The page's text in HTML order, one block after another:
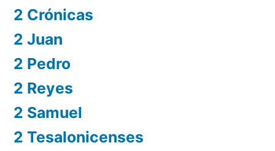
2 Crónicas
2 Juan
2 Pedro
2 Reyes
2 Samuel
2 Tesalonicenses